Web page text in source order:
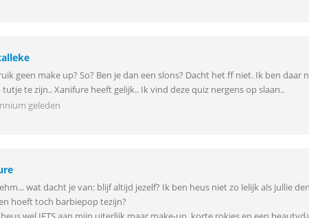
geen make up? So? Ben je dan een slons? Dacht het ff niet. Ik ben daar
tutje te zijn.. Xanifure heeft gelijk.. Ik vind deze quiz nergens op slaan..
geleden
wat dacht je van: blijf altijd jezelf? Ik ben heus niet zo lelijk als jullie
hoeft toch barbiepop tezijn?